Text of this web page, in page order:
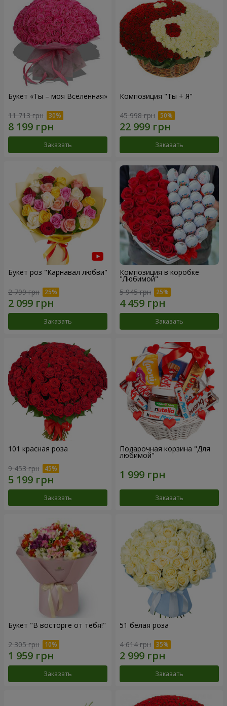
Букет «Ты – моя Вселенная»
11 713 грн
Заказать
Композиция "Ты + Я"
45 998 грн
Заказать
Букет роз "Карнавал любви"
2 799 грн
Заказать
Композиция в коробке
"Любимой"
5 945 грн
Заказать
101 красная роза
9 453 грн
Заказать
Подарочная корзина "Для
любимой"
Заказать
Букет "В восторге от тебя!"
2 305 грн
Заказать
51 белая роза
4 614 грн
Заказать